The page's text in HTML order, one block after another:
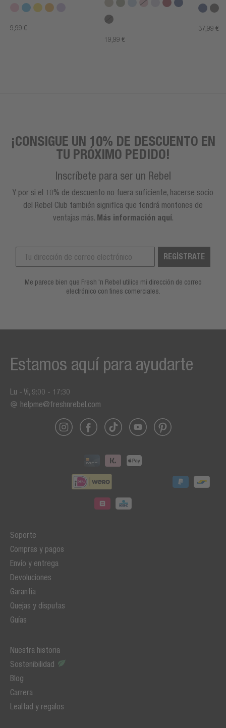
9,99 €
19,99 €
37,99 €
¡CONSIGUE UN 10% DE DESCUENTO EN
TU PRÓXIMO PEDIDO!
Inscríbete para ser un Rebel
Y por si el 10% de descuento no fuera suficiente, hacerse socio
del Rebel Club también significa que tendrá montones de
ventajas más. Más información aquí.
REGÍSTRATE
Me parece bien que Fresh 'n Rebel utilice mi dirección de correo
electrónico con fines comerciales.
Soporte
Compras y pagos
Envío y entrega
Devoluciones
Garantía
Quejas y disputas
Guías
Nuestra historia
Sostenibilidad
Blog
Carrera
Lealtad y regalos
Estamos aquí para ayudarte
Lu - Vi, 9:00 - 17:30
helpme@freshnrebel.com